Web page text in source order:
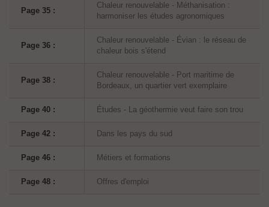
Page 35 :
Chaleur renouvelable - Méthanisation :
harmoniser les études agronomiques
Page 36 :
Chaleur renouvelable - Évian : le réseau de
chaleur bois s'étend
Page 38 :
Chaleur renouvelable - Port maritime de
Bordeaux, un quartier vert exemplaire
Page 40 : Études - La géothermie veut faire son trou
Page 42 : Dans les pays du sud
Page 46 : Métiers et formations
Page 48 : Offres d'emploi